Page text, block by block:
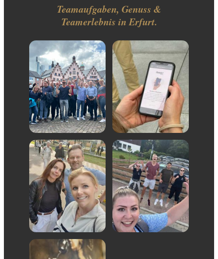
Teamaufgaben, Genuss &
Teamerlebnis in Erfurt.